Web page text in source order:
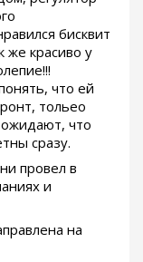
бисквит
же красиво у
что ей
тольео
что
сразу.
провел в
и
на